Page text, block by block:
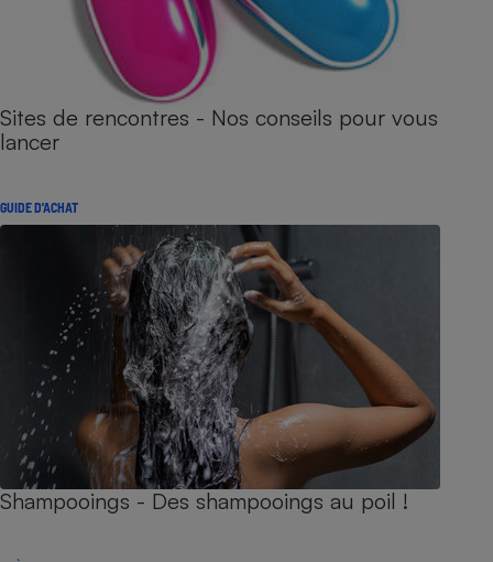
Sites de rencontres - Nos conseils pour vous
lancer
GUIDE D'ACHAT
Shampooings - Des shampooings au poil !